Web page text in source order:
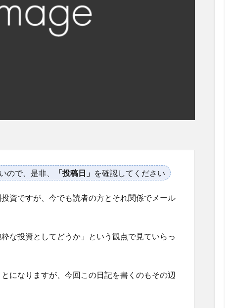
ので、是非、 「投稿日」 を確認してください
資ですが、今でも読者の方とそれ関係でメール
な投資としてどうか」という観点で見ていらっ
になりますが、今回この日記を書くのもその辺